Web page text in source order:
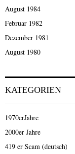
August 1984
Februar 1982
Dezember 1981
August 1980
KATEGORIEN
1970erJahre
2000er Jahre
419 er Scam (deutsch)